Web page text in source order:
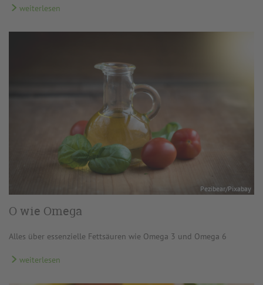
weiterlesen
Pezibear/Pixabay
O wie Omega
Alles über essenzielle Fettsäuren wie Omega 3 und Omega 6
weiterlesen